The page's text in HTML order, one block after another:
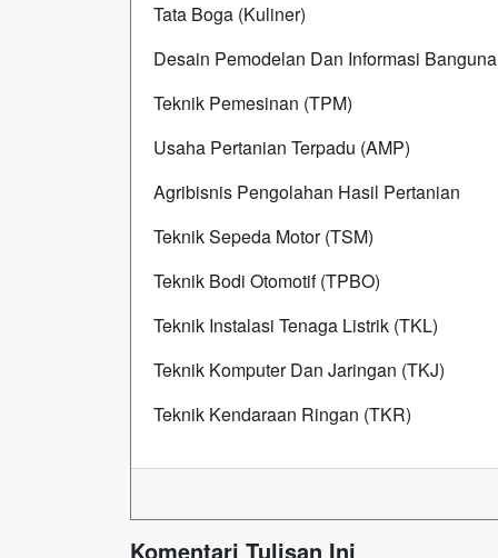
Tata Boga (Kuliner)
Desain Pemodelan Dan Informasi
Teknik Pemesinan (TPM)
Usaha Pertanian Terpadu (AMP)
Agribisnis Pengolahan Hasil Pertanian
Teknik Sepeda Motor (TSM)
Teknik Bodi Otomotif (TPBO)
Teknik Instalasi Tenaga Listrik (TKL)
Teknik Komputer Dan Jaringan (TKJ)
Teknik Kendaraan Ringan (TKR)
Komentari Tulisan Ini